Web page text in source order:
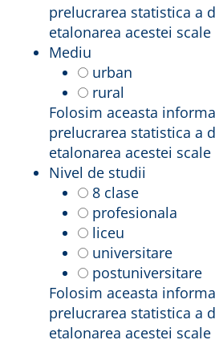
prelucrarea statistica a
etalonarea acestei
Mediu
urban
rural
Folosim aceasta
prelucrarea statistica a
etalonarea acestei
Nivel de studii
8 clase
profesionala
liceu
universitare
postuniversitare
Folosim aceasta
prelucrarea statistica a
etalonarea acestei